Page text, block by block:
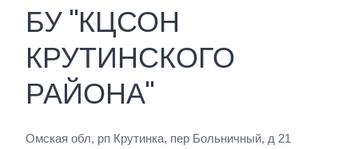
БУ "КЦСОН
КРУТИНСКОГО
РАЙОНА"
Омская обл, рп Крутинка, пер Больничный, д 21